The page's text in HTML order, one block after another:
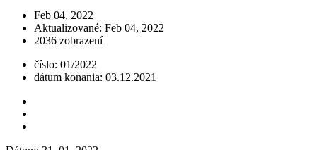
Feb 04, 2022
Aktualizované: Feb 04, 2022
2036 zobrazení
číslo: 01/2022
dátum konania: 03.12.2021